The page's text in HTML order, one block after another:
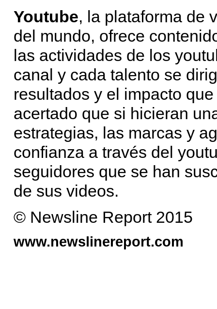
Youtube, la plataforma de
del mundo, ofrece
las actividades de los
canal y cada talento se
resultados y el impacto
acertado que si hicieran
estrategias, las marcas y
confianza a través del
seguidores que se han
de sus videos.
© Newsline Report 2015
www.newslinereport.com